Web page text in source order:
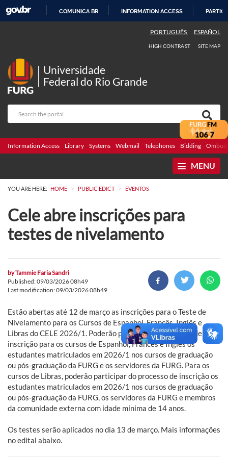
COMUNICA BR INFORMATION ACCESS
PORTUGUÊS ESPAÑOL
HIGH CONTRAST SITE MAP
Universidade
Federal do Rio Grande
Information Access Library Systems Webmail Telephones Bidding
MENU
YOU ARE HERE: HOME > PUBLIC EDICT > EVENTOS
Cele abre inscrições para
testes de nivelamento
byTammie Faria Sandri
Published: 09/03/2026 08h49
Last modification: 09/03/2026 08h49
Estão abertas até 12 de março as inscrições para o Teste de
Nivelamento para os Cursos de Espanhol, Francês, Inglês e
Libras do CELE 2026/1. Poderão participar do processo de
inscrição para os cursos de Espanhol, Francês e Inglês os
estudantes matriculados em 2026/1 nos cursos de graduação
ou pós-graduação da FURG e os servidores da FURG. Para os
cursos de Libras, poderão participar do processo de inscrição os
estudantes matriculados em 2026/1 nos cursos de graduação
ou pós-graduação da FURG, os servidores da FURG e membros
da comunidade externa com idade mínima de 14 anos.
Os testes serão aplicados no dia 13 de março. Mais informações
no edital abaixo.